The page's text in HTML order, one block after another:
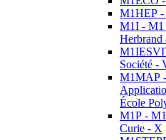
M1HEP -
M1I - M1
Herbrand
Société -
M1MAP
École
M1P -
Curie - X